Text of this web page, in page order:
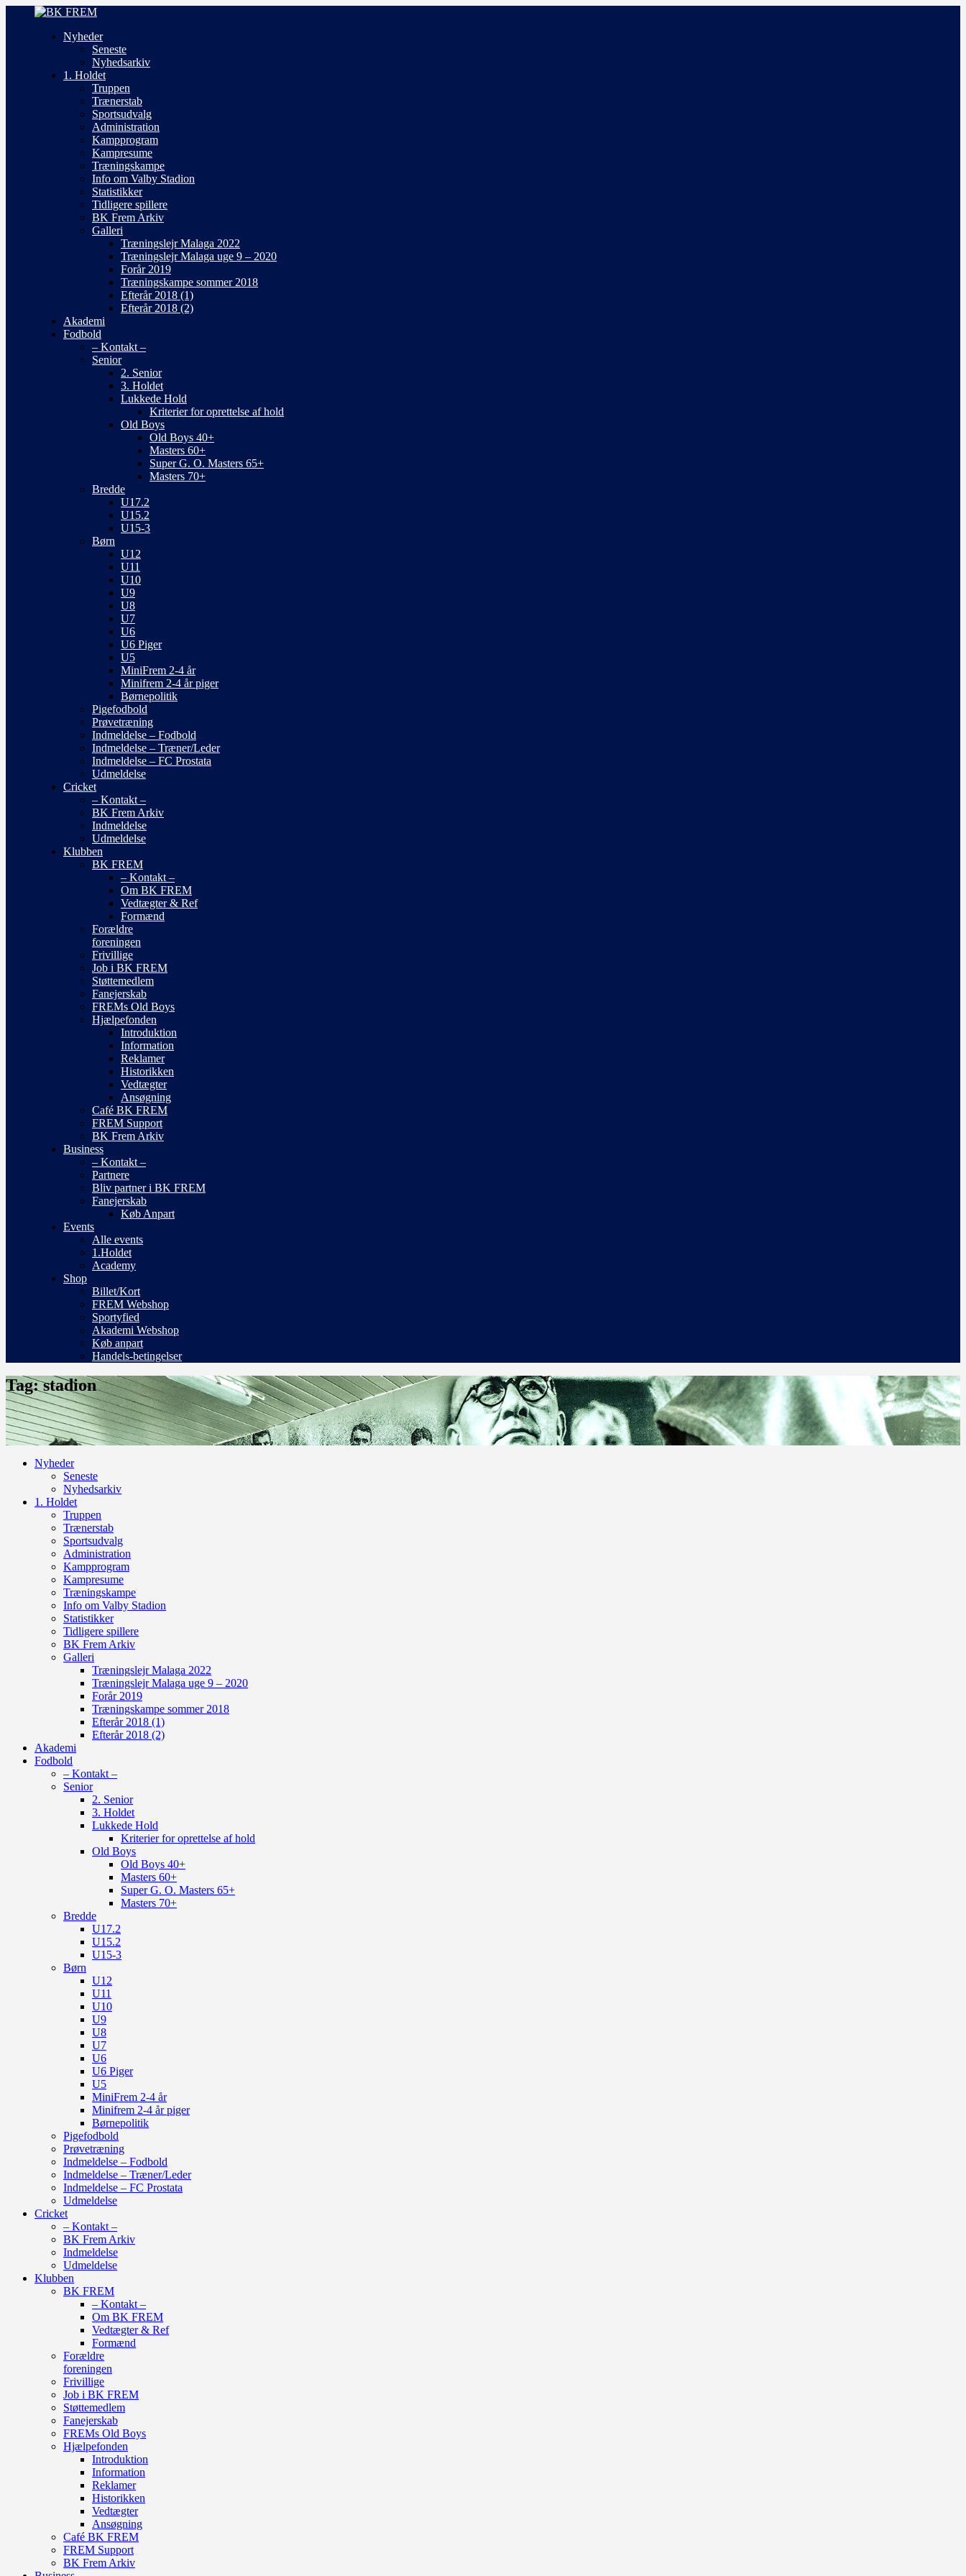
Nyheder
Seneste
Nyhedsarkiv
1. Holdet
Truppen
Trænerstab
Sportsudvalg
Administration
Kampprogram
Kampresume
Træningskampe
Info om Valby Stadion
Statistikker
Tidligere spillere
BK Frem Arkiv
Galleri
Træningslejr Malaga 2022
Træningslejr Malaga uge 9 – 2020
Forår 2019
Træningskampe sommer 2018
Efterår 2018 (1)
Efterår 2018 (2)
Akademi
Fodbold
– Kontakt –
Senior
2. Senior
3. Holdet
Lukkede Hold
Kriterier for oprettelse af hold
Old Boys
Old Boys 40+
Masters 60+
Super G. O. Masters 65+
Masters 70+
Bredde
U17.2
U15.2
U15-3
Børn
U12
U11
U10
U9
U8
U7
U6
U6 Piger
U5
MiniFrem 2-4 år
Minifrem 2-4 år piger
Børnepolitik
Pigefodbold
Prøvetræning
Indmeldelse – Fodbold
Indmeldelse – Træner/Leder
Indmeldelse – FC Prostata
Udmeldelse
Cricket
– Kontakt –
BK Frem Arkiv
Indmeldelse
Udmeldelse
Klubben
BK FREM
– Kontakt –
Om BK FREM
Vedtægter & Ref
Formænd
Forældre
foreningen
Frivillige
Job i BK FREM
Støttemedlem
Fanejerskab
FREMs Old Boys
Hjælpefonden
Introduktion
Information
Reklamer
Historikken
Vedtægter
Ansøgning
Café BK FREM
FREM Support
BK Frem Arkiv
Business
– Kontakt –
Partnere
Bliv partner i BK FREM
Fanejerskab
Køb Anpart
Events
Alle events
1.Holdet
Academy
Shop
Billet/Kort
FREM Webshop
Sportyfied
Akademi Webshop
Køb anpart
Handels-betingelser
Tag: stadion
Nyheder
Seneste
Nyhedsarkiv
1. Holdet
Truppen
Trænerstab
Sportsudvalg
Administration
Kampprogram
Kampresume
Træningskampe
Info om Valby Stadion
Statistikker
Tidligere spillere
BK Frem Arkiv
Galleri
Træningslejr Malaga 2022
Træningslejr Malaga uge 9 – 2020
Forår 2019
Træningskampe sommer 2018
Efterår 2018 (1)
Efterår 2018 (2)
Akademi
Fodbold
– Kontakt –
Senior
2. Senior
3. Holdet
Lukkede Hold
Kriterier for oprettelse af hold
Old Boys
Old Boys 40+
Masters 60+
Super G. O. Masters 65+
Masters 70+
Bredde
U17.2
U15.2
U15-3
Børn
U12
U11
U10
U9
U8
U7
U6
U6 Piger
U5
MiniFrem 2-4 år
Minifrem 2-4 år piger
Børnepolitik
Pigefodbold
Prøvetræning
Indmeldelse – Fodbold
Indmeldelse – Træner/Leder
Indmeldelse – FC Prostata
Udmeldelse
Cricket
– Kontakt –
BK Frem Arkiv
Indmeldelse
Udmeldelse
Klubben
BK FREM
– Kontakt –
Om BK FREM
Vedtægter & Ref
Formænd
Forældre
foreningen
Frivillige
Job i BK FREM
Støttemedlem
Fanejerskab
FREMs Old Boys
Hjælpefonden
Introduktion
Information
Reklamer
Historikken
Vedtægter
Ansøgning
Café BK FREM
FREM Support
BK Frem Arkiv